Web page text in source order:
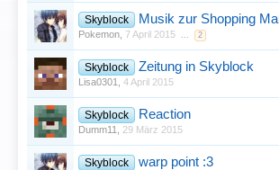
Skyblock Musik zur Shopping Mall
Pokemon 7 April 2015 ... 2
Skyblock Zeitung in Skyblock
Lisa0301 4 April 2015
Skyblock Reaction
Dumm11 29 März 2015
Skyblock warp point :3